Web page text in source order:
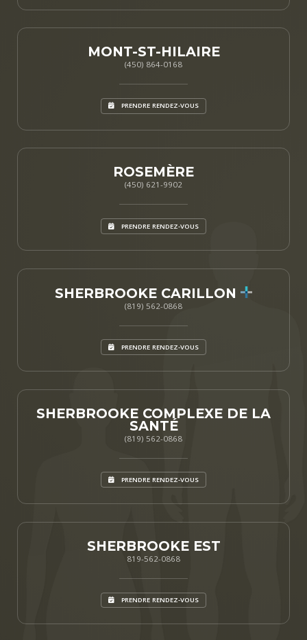
MONT-ST-HILAIRE
(450) 864-0168
PRENDRE RENDEZ-VOUS
ROSEMÈRE
(450) 621-9902
PRENDRE RENDEZ-VOUS
SHERBROOKE CARILLON
(819) 562-0868
PRENDRE RENDEZ-VOUS
SHERBROOKE COMPLEXE DE LA
SANTÉ
(819) 562-0868
PRENDRE RENDEZ-VOUS
SHERBROOKE EST
819-562-0868
PRENDRE RENDEZ-VOUS